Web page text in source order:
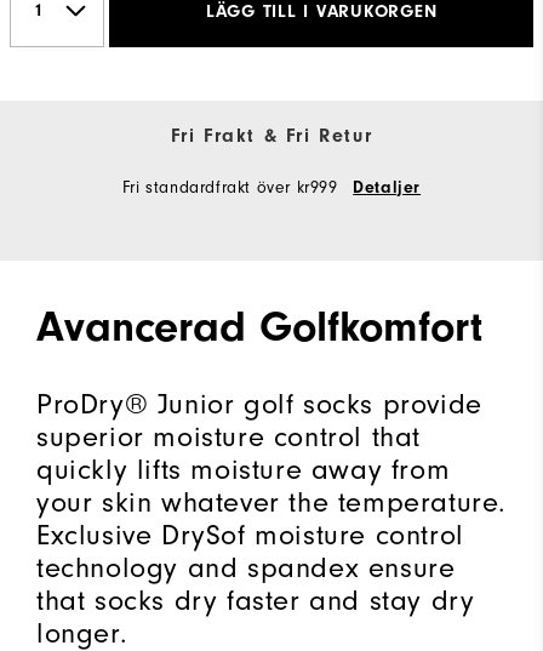
LÄGG TILL I VARUKORGEN
Fri Frakt & Fri Retur
Fri standardfrakt över kr999 Detaljer
Avancerad Golfkomfort
ProDry® Junior golf socks provide
superior moisture control that
quickly lifts moisture away from
your skin whatever the temperature.
Exclusive DrySof moisture control
technology and spandex ensure
that socks dry faster and stay dry
longer.